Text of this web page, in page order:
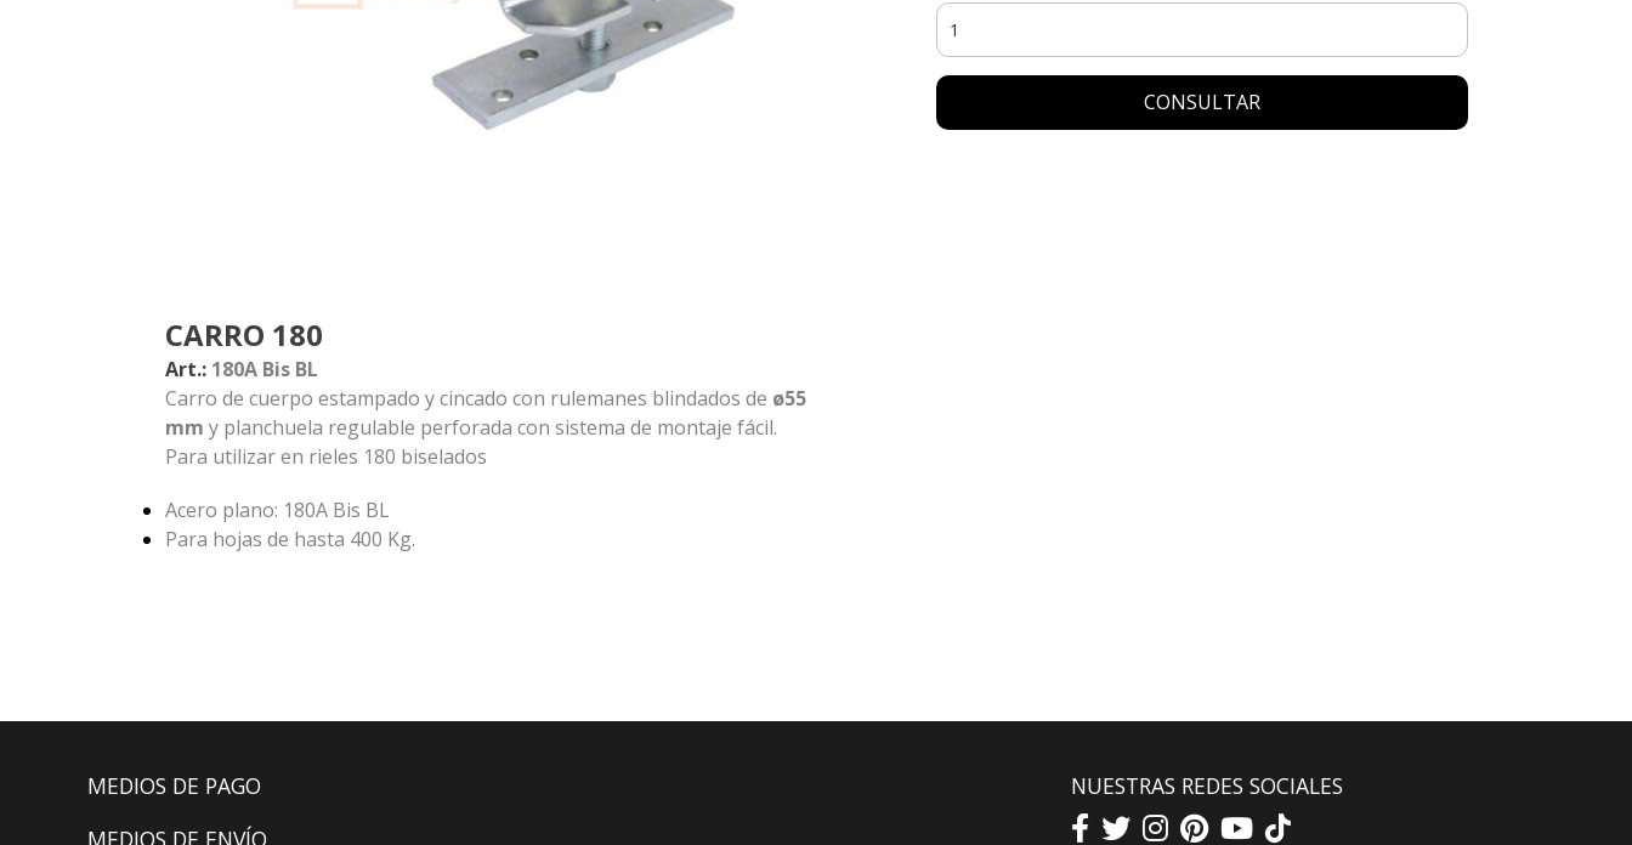
CARRO 180
Art.: 180A Bis BL
Carro de cuerpo estampado y cincado con rulemanes blindados de ø55
mm y planchuela regulable perforada con sistema de montaje fácil.
Para utilizar en rieles 180 biselados
Acero plano: 180A Bis BL
Para hojas de hasta 400 Kg.
CONSULTAR
MEDIOS DE PAGO
NUESTRAS REDES SOCIALES